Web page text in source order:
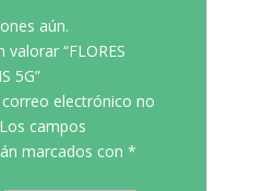
aún.
“FLORES
5G”
electrónico no
Los campos
marcados con *